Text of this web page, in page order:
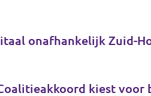
kiest voor